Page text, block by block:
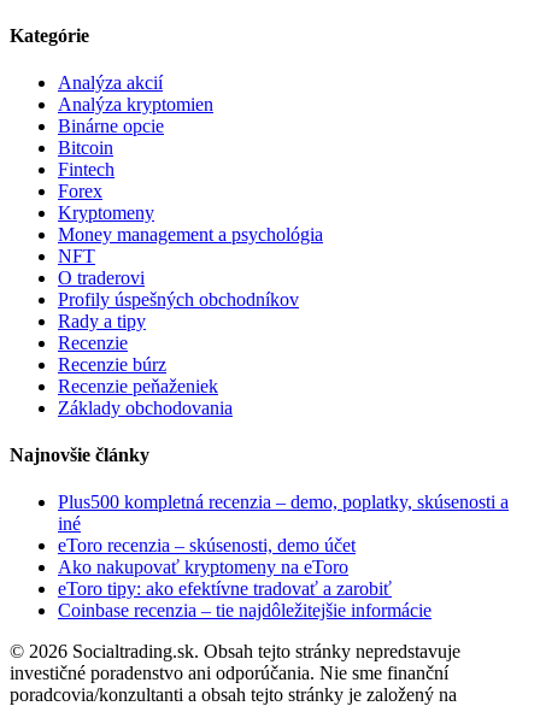
Kategórie
Analýza akcií
Analýza kryptomien
Binárne opcie
Bitcoin
Fintech
Forex
Kryptomeny
Money management a psychológia
NFT
O traderovi
Profily úspešných obchodníkov
Rady a tipy
Recenzie
Recenzie búrz
Recenzie peňaženiek
Základy obchodovania
Najnovšie články
Plus500 kompletná recenzia – demo, poplatky, skúsenosti a
iné
eToro recenzia – skúsenosti, demo účet
Ako nakupovať kryptomeny na eToro
eToro tipy: ako efektívne tradovať a zarobiť
Coinbase recenzia – tie najdôležitejšie informácie
© 2026 Socialtrading.sk. Obsah tejto stránky nepredstavuje
investičné poradenstvo ani odporúčania. Nie sme finanční
poradcovia/konzultanti a obsah tejto stránky je založený na